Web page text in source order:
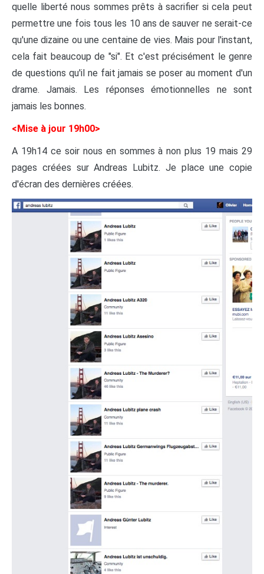
quelle liberté nous sommes prêts à sacrifier si cela peut
permettre une fois tous les 10 ans de sauver ne serait-ce
qu'une dizaine ou une centaine de vies. Mais pour l'instant,
cela fait beaucoup de "si". Et c'est précisément le genre
de questions qu'il ne fait jamais se poser au moment d'un
drame. Jamais. Les réponses émotionnelles ne sont
jamais les bonnes.
<Mise à jour 19h00>
A 19h14 ce soir nous en sommes à non plus 19 mais 29
pages créées sur Andreas Lubitz. Je place une copie
d'écran des dernières créées.